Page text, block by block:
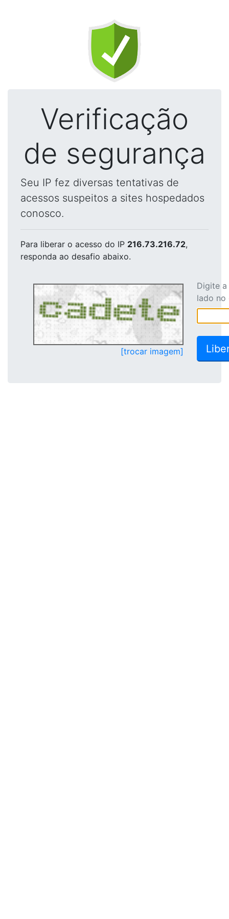
Verificação
de segurança
Seu IP fez diversas tentativas de
acessos suspeitos a sites hospedados
conosco.
Para liberar o acesso do IP 216.73.216.72,
responda ao desafio abaixo.
[trocar imagem]
Digite
lado no